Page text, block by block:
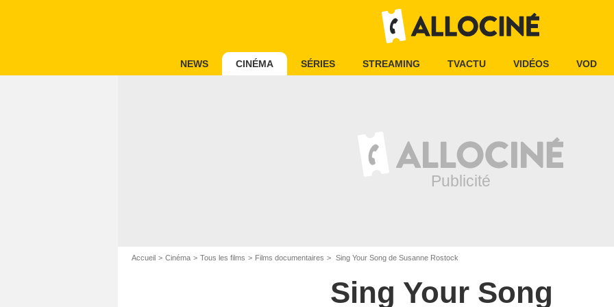
NEWS CINÉMA SÉRIES STREAMING TVACTU VIDÉOS VOD
Accueil Cinéma Tous les films Films documentaires Sing Your Song de Susanne Rostock
Sing Your Song